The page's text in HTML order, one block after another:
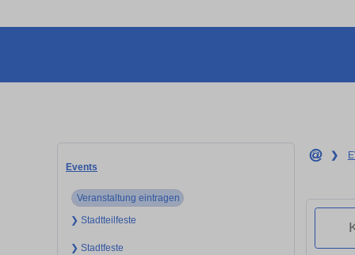
Events
Veranstaltung eintragen
❯ Stadtteilfeste
❯ Stadtfeste
❯